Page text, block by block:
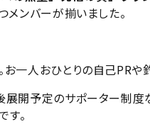
メンバーが揃いました。
一人おひとりの自己PR
開予定のサポーター制
。